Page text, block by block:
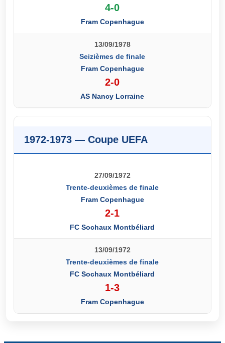
4-0
Fram Copenhague
13/09/1978
Seizièmes de finale
Fram Copenhague
2-0
AS Nancy Lorraine
1972-1973 — Coupe UEFA
27/09/1972
Trente-deuxièmes de finale
Fram Copenhague
2-1
FC Sochaux Montbéliard
13/09/1972
Trente-deuxièmes de finale
FC Sochaux Montbéliard
1-3
Fram Copenhague